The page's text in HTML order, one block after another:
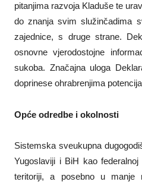
pitanjima razvoja Kladuše te
do znanja svim služinčadima
zajednice, s druge strane.
osnovne vjerodostojne
sukoba. Značajna uloga
doprinese ohrabrenjima
Opće odredbe i okolnosti
Sistemska sveukupna
Yugoslaviji i BiH kao
teritoriji, a posebno u manje